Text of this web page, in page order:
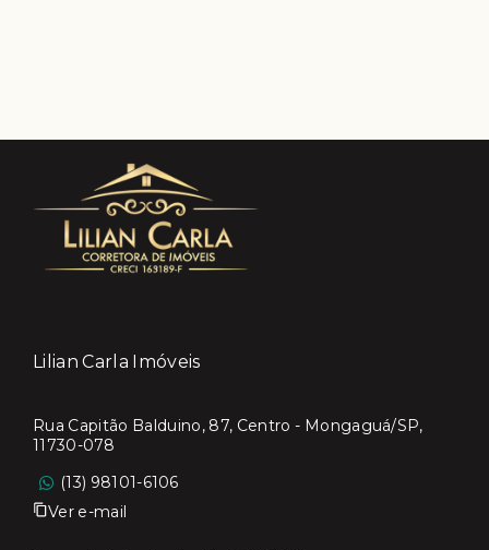
Lilian Carla Imóveis
Rua Capitão Balduino, 87, Centro - Mongaguá/SP,
11730-078
(13) 98101-6106
Ver e-mail